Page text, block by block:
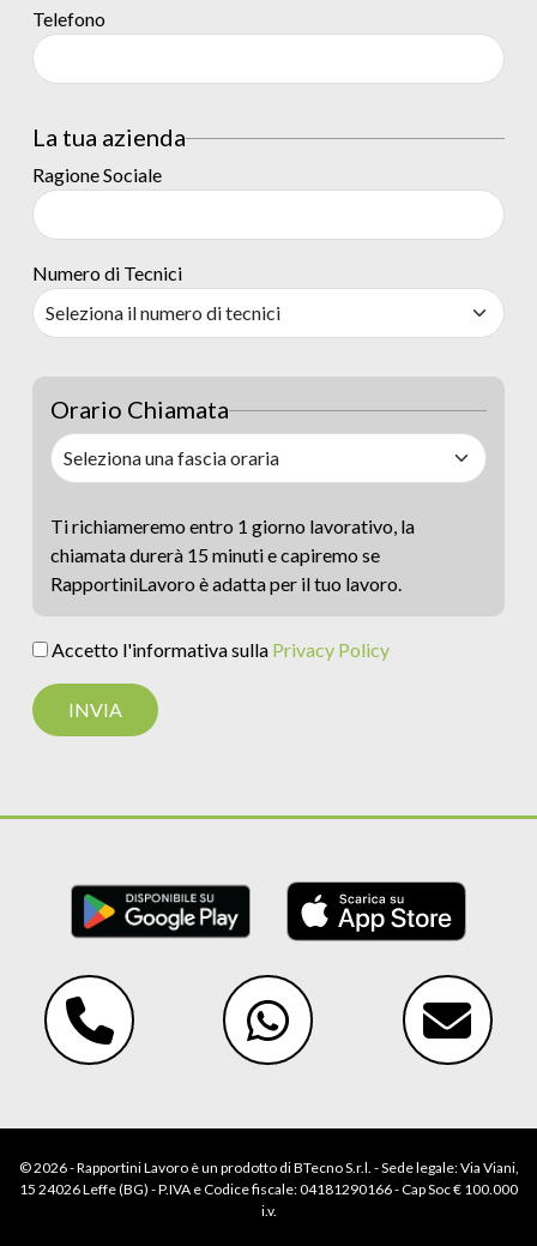
Telefono
La tua azienda
Ragione Sociale
Numero di Tecnici
Orario Chiamata
Ti richiameremo entro 1 giorno lavorativo, la
chiamata durerà 15 minuti e capiremo se
RapportiniLavoro è adatta per il tuo lavoro.
Accetto l'informativa sulla Privacy Policy
© 2026 - Rapportini Lavoro è un prodotto di BTecno S.r.l. - Sede legale: Via Viani,
15 24026 Leffe (BG) - P.IVA e Codice fiscale: 04181290166 - Cap Soc € 100.000
i.v.